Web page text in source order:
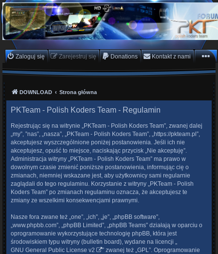
PKTeam - Polish Koders
Team
Hyperion, Enigma, E2, PKT, listy kanałów, oscam
Zaloguj się Zarejestruj się Donations Kontakt z nami
DOWNLOAD Strona główna
PKTeam - Polish Koders Team - Regulamin
Rejestrując się na witrynie „PKTeam - Polish Koders Team”, zwanej dalej
„my”, ”nas”, „nasza”, „PKTeam - Polish Koders Team”, „https://pkteam.pl”,
akceptujesz wyszczególnione poniżej postanowienia. Jeśli ich nie
akceptujesz, opuść to miejsce, naciskając przycisk „Nie akceptuję”.
Administracja witryny „PKTeam - Polish Koders Team” ma prawo w
dowolnym czasie zmienić poniższe postanowienia, informując cię o
zmianach, niemniej wskazane jest, aby użytkownicy sami regularnie
zaglądali do tego regulaminu. Korzystanie z witryny „PKTeam - Polish
Koders Team” po zmianach regulaminu oznacza, że akceptujesz te
zmiany ze wszelkimi konsekwencjami prawnymi.
Nasze fora zwane też „one”, „ich”, „je”, „phpBB software”,
„www.phpbb.com”, „phpBB Limited”, „phpBB Teams” działają w oparciu o
oprogramowanie wykorzystujące technologię phpBB, która jest
środowiskiem typu witryny (bulletin board), wydane na licencji „
GNU General Public License v2
” zwanej też „GPL”. Oprogramowanie